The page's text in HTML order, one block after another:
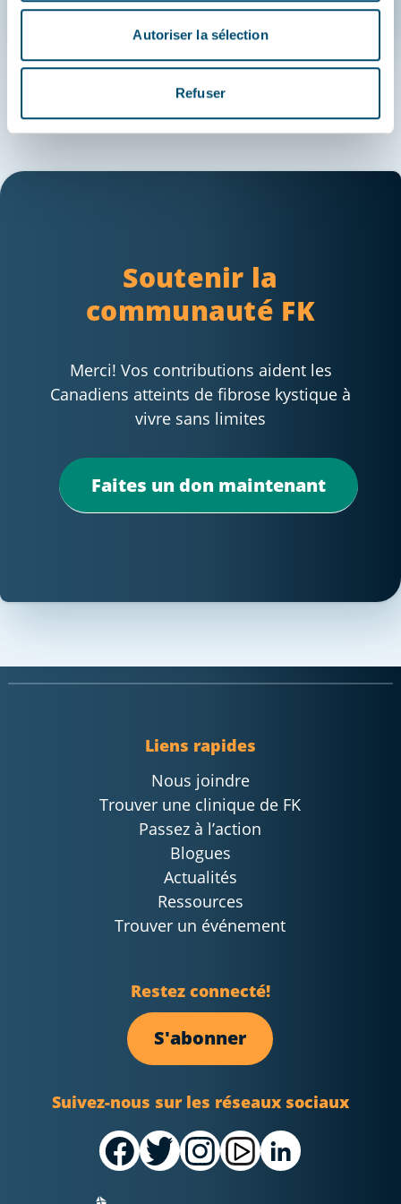
Autoriser la sélection
Refuser
Soutenir la
communauté FK
Merci! Vos contributions aident les
Canadiens atteints de fibrose kystique à
vivre sans limites
Faites un don maintenant
Liens rapides
Nous joindre
Trouver une clinique de FK
Passez à l’action
Blogues
Actualités
Ressources
Trouver un événement
Restez connecté!
S'abonner
Suivez-nous sur les réseaux sociaux